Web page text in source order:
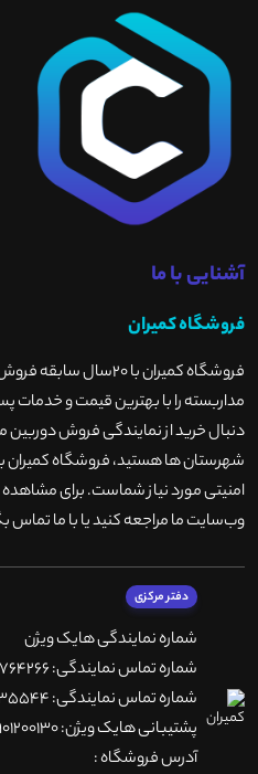
آشنایی با ما
فروشگاه کمیران
فروشگاه کمیران با
مداربسته را با بهترین قیمت و خدمات
دنبال خرید از نمایندگی فروش دوربین
شهرستان ها هستید، فروشگاه کمیران
امنیتی مورد نیاز شماست. برای
وب‌سایت ما مراجعه کنید یا با ما تماس
دفتر مرکزی
شماره نمایندگی هایک ویژن
شماره تماس نمایندگی: 66764266-66764236-66764257
شماره تماس نمایندگی: 66735544-66739116-66739127
پشتیبانی هایک ویژن: 09901200130
آدرس فروشگاه :